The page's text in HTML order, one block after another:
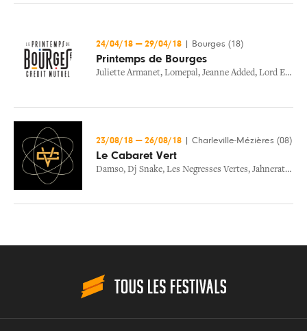
24/04/18 — 29/04/18 Bourges (18)
Printemps de Bourges
Juliette Armanet, Lomepal, Jeanne Added, Lord Esperanza
23/08/18 — 26/08/18 Charleville-Mézières (08)
Le Cabaret Vert
Damso, Dj Snake, Les Negresses Vertes, Jahneration